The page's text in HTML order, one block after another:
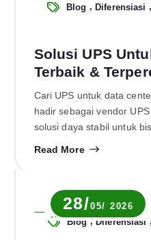
Blog , Diferensiasi ,
Solusi UPS
Terbaik &
Cari UPS untuk data
hadir sebagai vendor
solusi daya stabil untuk
Read More
28/05/ 2026
Novia Rachma
Blog , Diferensiasi